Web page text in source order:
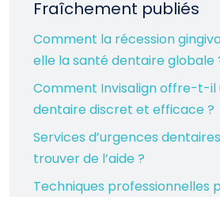
Fraîchement publiés
Comment la récession
elle la santé dentaire globale
Comment Invisalign offre-t-il
dentaire discret et efficace ?
Services d’urgences
trouver de l’aide ?
Techniques professionnelles